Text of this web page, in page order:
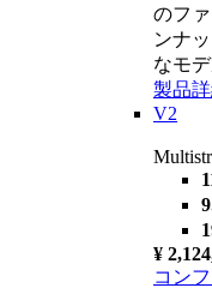
のフ
ンナ
なモ
製品
V2
¥
コン